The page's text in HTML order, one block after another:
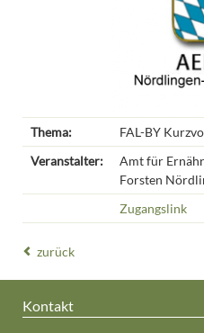
Thema:
FAL-BY
Veranstalter:
Amt für
Forsten
Zugangslink
zurück
Kontakt